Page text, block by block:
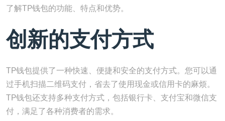
了解TP钱包的功能、特点和优势。
创新的支付方式
TP钱包提供了一种快速、便捷和安全的支付方式。您可以通
过手机扫描二维码支付，省去了使用现金或信用卡的麻烦。
TP钱包还支持多种支付方式，包括银行卡、支付宝和微信支
付，满足了各种消费者的需求。